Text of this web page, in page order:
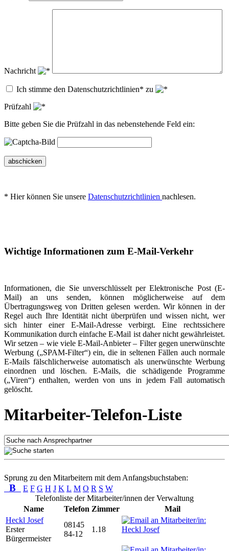
Nachricht
Ich stimme den Datenschutzrichtlinien* zu
Prüfzahl
Bitte geben Sie die Prüfzahl in das nebenstehende Feld ein:
abschicken
* Hier können Sie unsere Datenschutzrichtlinien nachlesen.
Wichtige Informationen zum E-Mail-Verkehr
Informationen, die Sie unverschlüsselt per Elektronische Post (E-
Mail) an uns senden, können möglicherweise auf dem
Übertragungsweg von Dritten gelesen werden. Wir können in der
Regel auch Ihre Identität nicht überprüfen und wissen nicht, wer
sich hinter einer E-Mail-Adresse verbirgt. Eine rechtssichere
Kommunikation durch einfache E-Mail ist daher nicht gewährleistet.
Wir setzen – wie viele E-Mail-Anbieter – Filter gegen unerwünschte
Werbung („SPAM-Filter“) ein, die in seltenen Fällen auch normale
E-Mails fälschlicherweise automatisch als unerwünschte Werbung
einordnen und löschen. E-Mails, die schädigende Programme
(„Viren“) enthalten, werden von uns in jedem Fall automatisch
gelöscht.
Mitarbeiter-Telefon-Liste
Sprung zu den Mitarbeitern mit dem Anfangsbuchstaben:
B E F G H J K L M O R S W
Telefonliste der Mitarbeiter/innen der Verwaltung
Name
Telefon Zimmer
Mail
Heckl Josef
Erster
Bürgermeister
08145
84-12
1.18